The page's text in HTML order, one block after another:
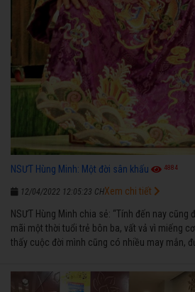
NSƯT Hùng Minh: Một đời sân khấu 4884
12/04/2022 12:05:23 CH
NSƯT Hùng Minh chia sẻ: “Tính đến nay cũng
mãi một thời tuổi trẻ bôn ba, vất vả vì miếng
thấy cuộc đời mình cũng có nhiều may mắn,
ngược nhận được những cơ may để từng bước
diễn”.
Xem chi tiết